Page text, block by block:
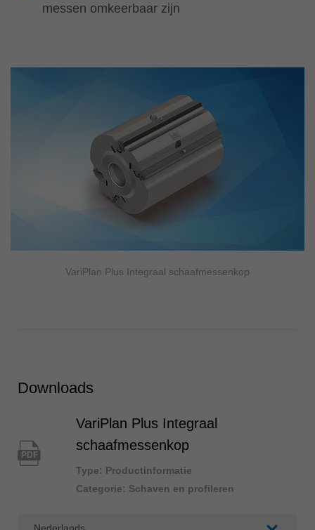
messen omkeerbaar zijn
VariPlan Plus Integraal schaafmessenkop
Downloads
PDF
VariPlan Plus Integraal
schaafmessenkop
Type: Productinformatie
Categorie: Schaven en profileren